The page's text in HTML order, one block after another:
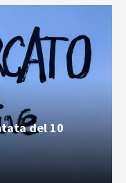
del 10